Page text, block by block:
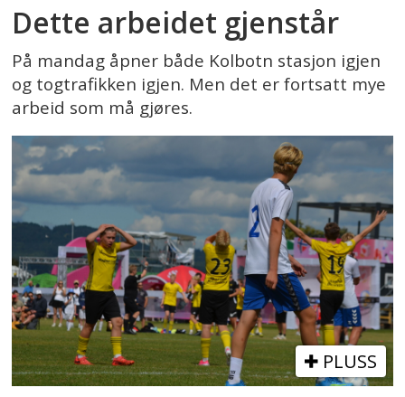
Dette arbeidet gjenstår
På mandag åpner både Kolbotn stasjon igjen
og togtrafikken igjen. Men det er fortsatt mye
arbeid som må gjøres.
PLUSS